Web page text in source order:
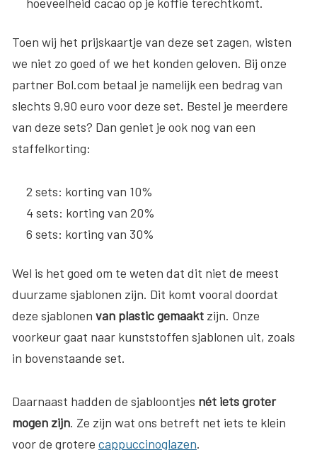
Toen wij het prijskaartje van deze set zagen, wisten
we niet zo goed of we het konden geloven. Bij onze
partner Bol.com betaal je namelijk een bedrag van
slechts 9,90 euro voor deze set. Bestel je meerdere
van deze sets? Dan geniet je ook nog van een
staffelkorting:
2 sets: korting van 10%
4 sets: korting van 20%
6 sets: korting van 30%
Wel is het goed om te weten dat dit niet de meest
duurzame sjablonen zijn. Dit komt vooral doordat
deze sjablonen van plastic gemaakt zijn. Onze
voorkeur gaat naar kunststoffen sjablonen uit, zoals
in bovenstaande set.
Daarnaast hadden de sjabloontjes nét iets groter
mogen zijn. Ze zijn wat ons betreft net iets te klein
voor de grotere cappuccinoglazen.